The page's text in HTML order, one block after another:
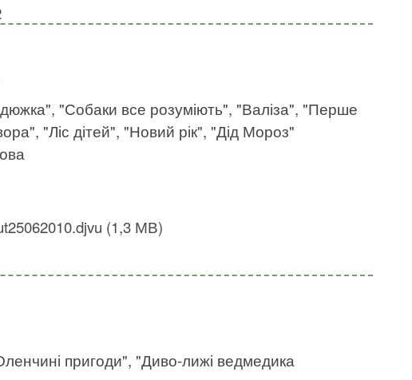
"Собаки все розуміють", "Валіза", "Перше
"Ліс дітей", "Новий рік", "Дід Мороз"
(1,3 МВ)
пригоди", "Диво-лижі ведмедика